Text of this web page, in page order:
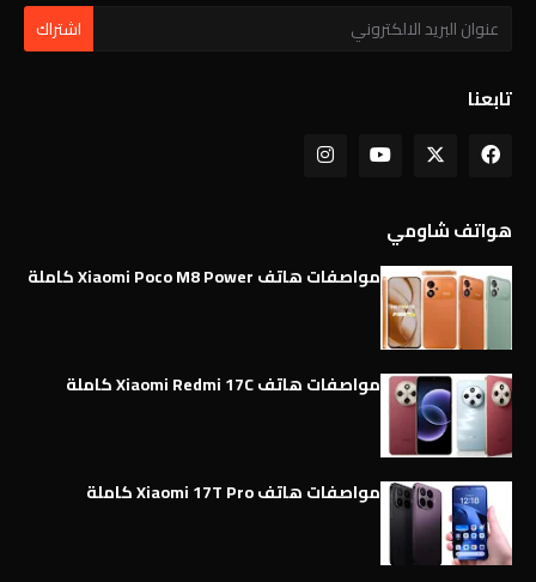
تابعنا
هواتف شاومي
مواصفات هاتف Xiaomi Poco M8 Power كاملة
مواصفات هاتف Xiaomi Redmi 17C كاملة
مواصفات هاتف Xiaomi 17T Pro كاملة